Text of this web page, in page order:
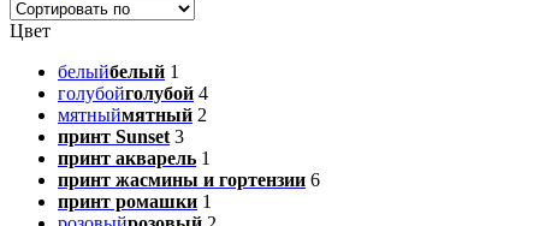
Цвет
белыйбелый 1
голубойголубой 4
мятныймятный 2
принт Sunset 3
принт акварель 1
принт жасмины и гортензии 6
принт ромашки 1